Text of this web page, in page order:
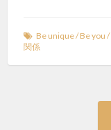
Be unique/Be you /
関係